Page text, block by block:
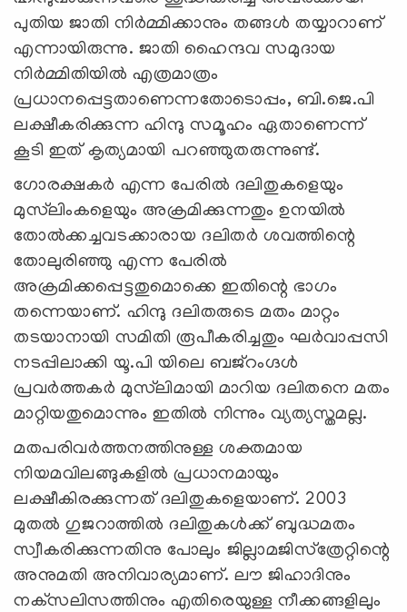
പുതിയ ജാതി നിര്‍മ്മിക്കാനും തങ്ങള്‍ തയ്യാറാണ്
എന്നായിരുന്നു. ജാതി ഹൈന്ദവ സമുദായ
നിര്‍മ്മിതിയില്‍ എത്രമാത്രം
പ്രധാനപ്പെട്ടതാണെന്നതോടൊപ്പം, ബി.ജെ.പി
ലക്ഷീകരിക്കുന്ന ഹിന്ദു സമൂഹം ഏതാണെന്ന്
കൂടി ഇത് കൃത്യമായി പറഞ്ഞുതരുന്നുണ്ട്.
ഗോരക്ഷകര്‍ എന്ന പേരില്‍ ദലിതുകളെയും
മുസ്‍ലിംകളെയും അക്രമിക്കുന്നതും ഉനയില്‍
തോല്‍ക്കച്ചവടക്കാരായ ദലിതര്‍ ശവത്തിന്റെ
തോലുരിഞ്ഞു എന്ന പേരില്‍
അക്രമിക്കപ്പെട്ടതുമൊക്കെ ഇതിന്റെ ഭാഗം
തന്നെയാണ്. ഹിന്ദു ദലിതരുടെ മതം മാറ്റം
തടയാനായി സമിതി രൂപീകരിച്ചതും ഘര്‍വാപ്പസി
നടപ്പിലാക്കി യൂ.പി യിലെ ബജ്‌റംഗ്ദള്‍
പ്രവര്‍ത്തകര്‍ മുസ്‍ലിമായി മാറിയ ദലിതനെ മതം
മാറ്റിയതുമൊന്നും ഇതില്‍ നിന്നും വ്യത്യസ്തമല്ല.
മതപരിവര്‍ത്തനത്തിനുള്ള ശക്തമായ
നിയമവിലങ്ങുകളില്‍ പ്രധാനമായും
ലക്ഷീകിരക്കുന്നത് ദലിതുകളെയാണ്. 2003
മുതല്‍ ഗുജറാത്തില്‍ ദലിതുകള്‍ക്ക് ബുദ്ധമതം
സ്വീകരിക്കുന്നതിനു പോലും ജില്ലാമജിസ്‌ത്രേറ്റിന്റെ
അനുമതി അനിവാര്യമാണ്. ലൗ ജിഹാദിനും
നക്‌സലിസത്തിനും എതിരെയുള്ള നീക്കങ്ങളിലും